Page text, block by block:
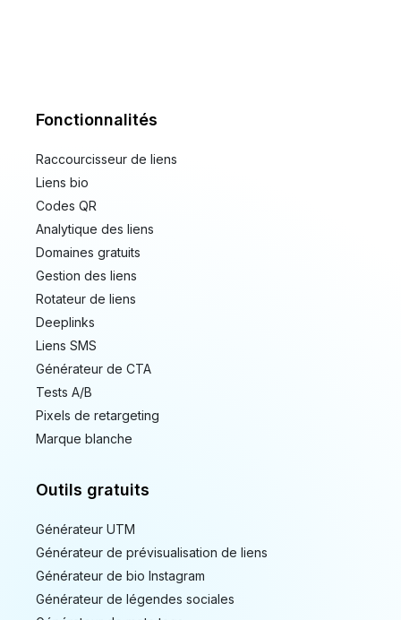
Fonctionnalités
Raccourcisseur de liens
Liens bio
Codes QR
Analytique des liens
Domaines gratuits
Gestion des liens
Rotateur de liens
Deeplinks
Liens SMS
Générateur de CTA
Tests A/B
Pixels de retargeting
Marque blanche
Outils gratuits
Générateur UTM
Générateur de prévisualisation de liens
Générateur de bio Instagram
Générateur de légendes sociales